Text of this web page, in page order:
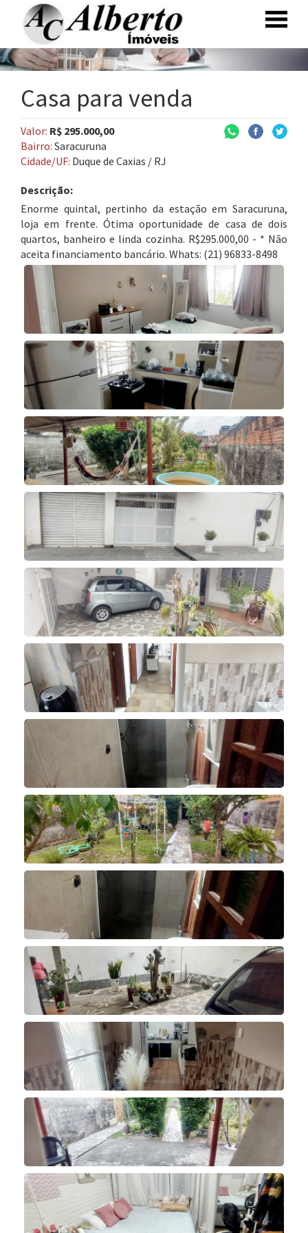
Casa para venda
Valor: R$ 295.000,00
Bairro: Saracuruna
Cidade/UF: Duque de Caxias / RJ
Descrição:
Enorme quintal, pertinho da estação em Saracuruna,
loja em frente. Ótima oportunidade de casa de dois
quartos, banheiro e linda cozinha. R$295.000,00 - * Não
aceita financiamento bancário. Whats: (21) 96833-8498